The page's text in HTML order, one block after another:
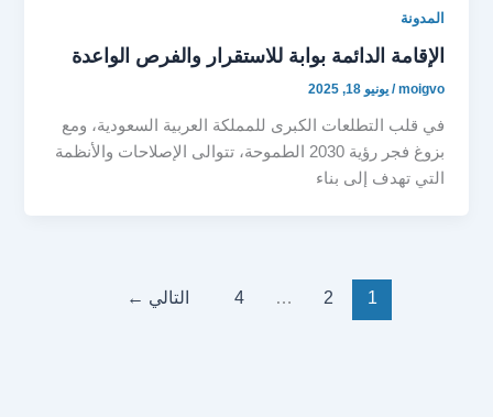
المدونة
الإقامة الدائمة بوابة للاستقرار والفرص الواعدة
moigvo
/يونيو 18, 2025
في قلب التطلعات الكبرى للمملكة العربية السعودية، ومع
بزوغ فجر رؤية 2030 الطموحة، تتوالى الإصلاحات والأنظمة
التي تهدف إلى بناء
1
2
…
4 التالي ←